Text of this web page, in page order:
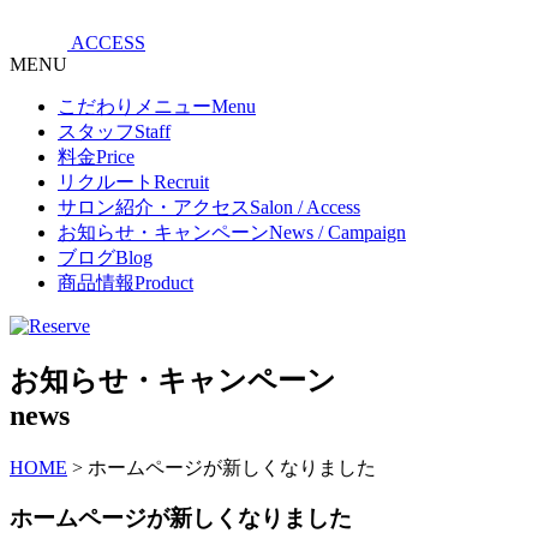
ACCESS
MENU
こだわりメニューMenu
スタッフStaff
料金Price
リクルート Recruit
サロン紹介・アクセスSalon / Access
お知らせ・キャンペーンNews / Campaign
ブログBlog
商品情報Product
お知らせ・キャンペーン
news
HOME > ホームページが新しくなりました
ホームページが新しくなりました